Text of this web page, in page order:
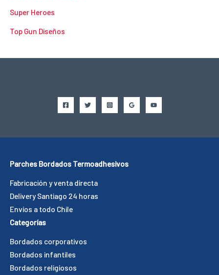
Super Heroes
Top Gun Diseños
Parches Bordados Termoadhesivos
Fabricación y venta directa
Delivery Santiago 24 horas
Envíos a todo Chile
Categorías
Bordados corporativos
Bordados infantiles
Bordados religiosos